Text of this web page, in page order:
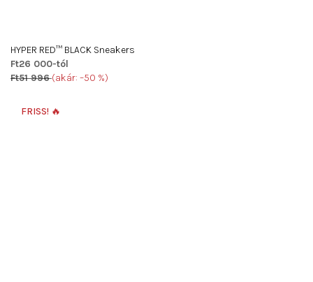
HYPER RED™ BLACK Sneakers
Ft26 000-tól
Ft51 996 (akár: –50 %)
FRISS! 🔥